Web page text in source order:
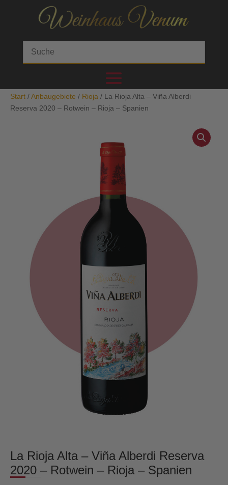
Start/Anbaugebiete / Rioja / La Rioja Alta – Viña Alberdi
Reserva 2020 – Rotwein – Rioja – Spanien
La Rioja Alta – Viña Alberdi Reserva
2020 – Rotwein – Rioja – Spanien